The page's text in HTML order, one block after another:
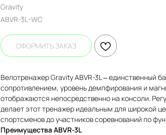
Gravity
ABVR-3L-WC
ОФОРМИТЬ ЗАКАЗ
Велотренажер Gravity ABVR-3L – единственный
сопротивлением, уровень демпфирования и
отображаются непосредственно на консоли.
делает этот тренажер идеальным для широкой
спортсменов до участников соревнований по
Преимущества ABVR-3L